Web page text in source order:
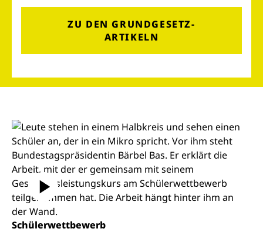
ZU DEN GRUNDGESETZ-
ARTIKELN
(ÖFFNET IN NEUEM REITER)
Schülerwettbewerb